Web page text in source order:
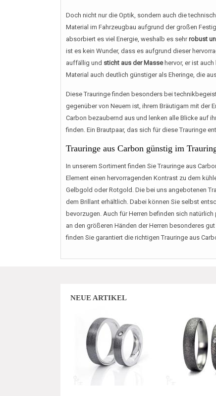
Doch nicht nur die Optik, sondern auch die
Material im Fahrzeugbau aufgrund der großen
absorbiert es viel Energie, weshalb es sehrrobust
ist es kein Wunder, dass es aufgrund dieser
auffällig und sticht aus der Massehervor, er ist
Material auch deutlich günstiger als Eheringe, die
Diese Trauringe finden besonders bei
gegenüber von Neuem ist, ihrem Bräutigam mit der
Carbon bezaubernd aus und lenken alle Blicke auf
finden. Ein Brautpaar, das sich für diese Trauringe
Trauringe aus Carbon günstig im
In unserem Sortiment finden Sie Trauringe aus
Element einen hervorragenden Kontrast zu dem
Gelbgold oder Rotgold. Die bei uns angebotenen
dem Brillant erhältlich. Dabei können Sie selbst
bevorzugen. Auch für Herren befinden sich
an den größeren Händen der Herren besonderes
finden Sie garantiert die richtigen Trauringe aus
NEUE ARTIKEL